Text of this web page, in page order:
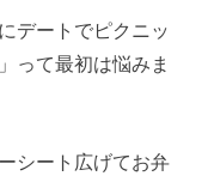
デートでピクニッ
って最初は悩みま
シート広げてお弁